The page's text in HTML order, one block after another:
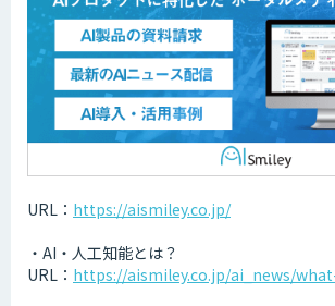
URL： https://aismiley.co.jp/
・AI・人工知能とは？
URL： https://aismiley.co.jp/ai_news/